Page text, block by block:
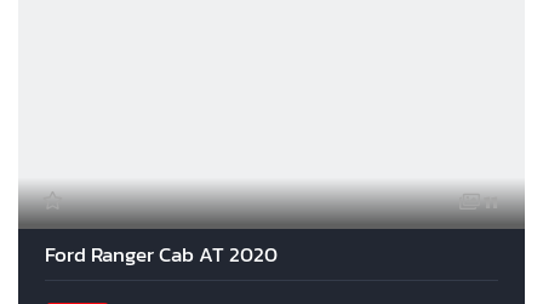
11
Ford Ranger Cab AT 2020